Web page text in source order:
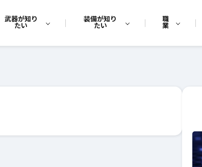
武器が知り
たい
装備が知り
たい
職
業